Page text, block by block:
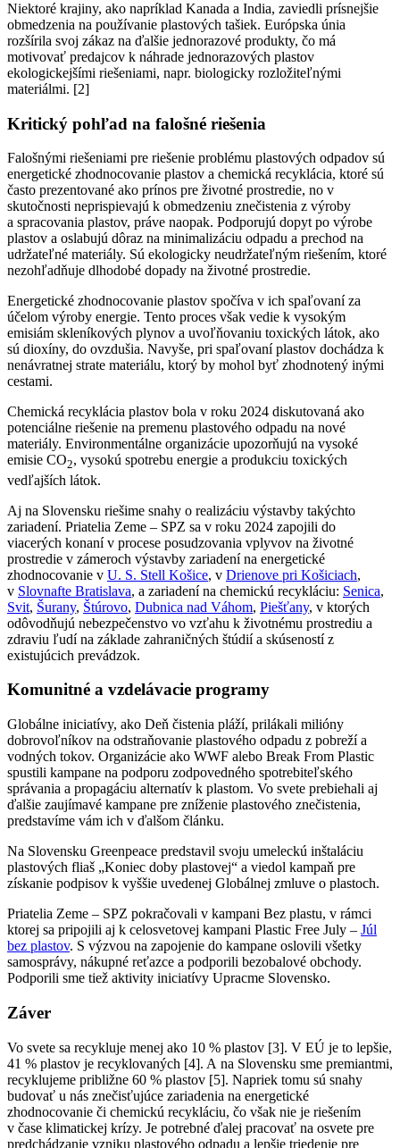
Niektoré krajiny, ako napríklad Kanada a India, zaviedli prísnejšie
obmedzenia na používanie plastových tašiek. Európska únia
rozšírila svoj zákaz na ďalšie jednorazové produkty, čo má
motivovať predajcov k náhrade jednorazových plastov
ekologickejšími riešeniami, napr. biologicky rozložiteľnými
materiálmi. [2]
Kritický pohľad na falošné riešenia
Falošnými riešeniami pre riešenie problému plastových odpadov sú
energetické zhodnocovanie plastov a chemická recyklácia, ktoré sú
často prezentované ako prínos pre životné prostredie, no v
skutočnosti neprispievajú k obmedzeniu znečistenia z výroby
a spracovania plastov, práve naopak. Podporujú dopyt po výrobe
plastov a oslabujú dôraz na minimalizáciu odpadu a prechod na
udržateľné materiály. Sú ekologicky neudržateľným riešením, ktoré
nezohľadňuje dlhodobé dopady na životné prostredie.
Energetické zhodnocovanie plastov spočíva v ich spaľovaní za
účelom výroby energie. Tento proces však vedie k vysokým
emisiám skleníkových plynov a uvoľňovaniu toxických látok, ako
sú dioxíny, do ovzdušia. Navyše, pri spaľovaní plastov dochádza k
nenávratnej strate materiálu, ktorý by mohol byť zhodnotený inými
cestami.
Chemická recyklácia plastov bola v roku 2024 diskutovaná ako
potenciálne riešenie na premenu plastového odpadu na nové
materiály. Environmentálne organizácie upozorňujú na vysoké
emisie CO2, vysokú spotrebu energie a produkciu toxických
vedľajších látok.
Aj na Slovensku riešime snahy o realizáciu výstavby takýchto
zariadení. Priatelia Zeme – SPZ sa v roku 2024 zapojili do
viacerých konaní v procese posudzovania vplyvov na životné
prostredie v zámeroch výstavby zariadení na energetické
zhodnocovanie v U. S. Stell Košice, v Drienove pri Košiciach,
v Slovnafte Bratislava, a zariadení na chemickú recykláciu: Senica,
Svit, Šurany, Štúrovo, Dubnica nad Váhom, Piešťany, v ktorých
odôvodňujú nebezpečenstvo vo vzťahu k životnému prostrediu a
zdraviu ľudí na základe zahraničných štúdií a skúseností z
existujúcich prevádzok.
Komunitné a vzdelávacie programy
Globálne iniciatívy, ako Deň čistenia pláží, prilákali milióny
dobrovoľníkov na odstraňovanie plastového odpadu z pobreží a
vodných tokov. Organizácie ako WWF alebo Break From Plastic
spustili kampane na podporu zodpovedného spotrebiteľského
správania a propagáciu alternatív k plastom. Vo svete prebiehali aj
ďalšie zaujímavé kampane pre zníženie plastového znečistenia,
predstavíme vám ich v ďalšom článku.
Na Slovensku Greenpeace predstavil svoju umeleckú inštaláciu
plastových fliaš „Koniec doby plastovej“ a viedol kampaň pre
získanie podpisov k vyššie uvedenej Globálnej zmluve o plastoch.
Priatelia Zeme – SPZ pokračovali v kampani Bez plastu, v rámci
ktorej sa pripojili aj k celosvetovej kampani Plastic Free July – Júl
bez plastov. S výzvou na zapojenie do kampane oslovili všetky
samosprávy, nákupné reťazce a podporili bezobalové obchody.
Podporili sme tiež aktivity iniciatívy Upracme Slovensko.
Záver
Vo svete sa recykluje menej ako 10 % plastov [3]. V EÚ je to lepšie,
41 % plastov je recyklovaných [4]. A na Slovensku sme premiantmi,
recyklujeme približne 60 % plastov [5]. Napriek tomu sú snahy
budovať u nás znečisťujúce zariadenia na energetické
zhodnocovanie či chemickú recykláciu, čo však nie je riešením
v čase klimatickej krízy. Je potrebné ďalej pracovať na osvete pre
predchádzanie vzniku plastového odpadu a lepšie triedenie pre